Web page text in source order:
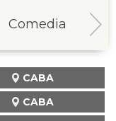
Comedia
CABA
CABA